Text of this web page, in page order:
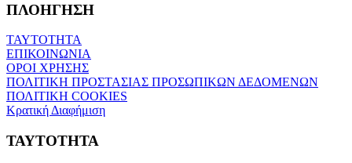
ΠΛΟΗΓΗΣΗ
ΤΑΥΤΟΤΗΤΑ
ΕΠΙΚΟΙΝΩΝΙΑ
ΟΡΟΙ ΧΡΗΣΗΣ
ΠΟΛΙΤΙΚΗ ΠΡΟΣΤΑΣΙΑΣ ΠΡΟΣΩΠΙΚΩΝ ΔΕΔΟΜΕΝΩΝ
ΠΟΛΙΤΙΚΗ COOKIES
Κρατική Διαφήμιση
ΤΑΥΤΟΤΗΤΑ